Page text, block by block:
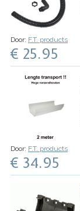
Door: F.T. products
€ 25.95
Door: F.T. products
€ 34.95